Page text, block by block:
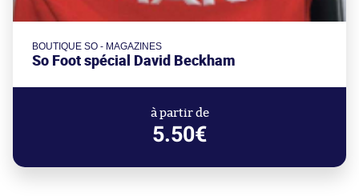
BOUTIQUE SO - MAGAZINES
So Foot spécial David Beckham
à partir de
5.50€